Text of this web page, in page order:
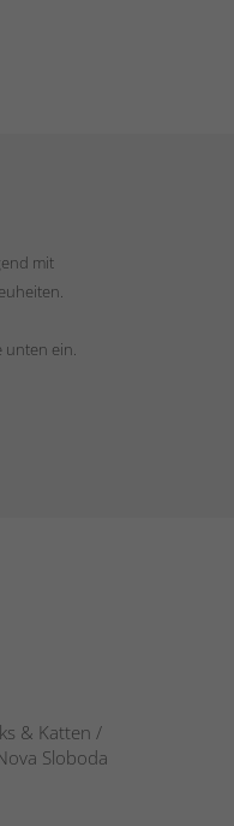
mit
unten ein.
& Katten /
Sloboda